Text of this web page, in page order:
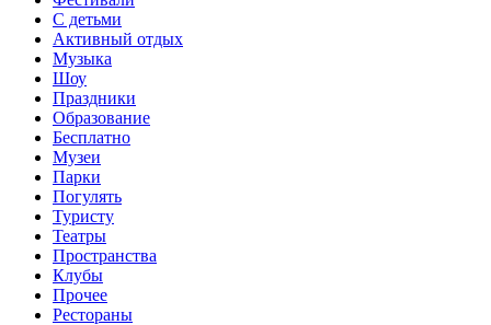
С детьми
Активный отдых
Музыка
Шоу
Праздники
Образование
Бесплатно
Музеи
Парки
Погулять
Туристу
Театры
Пространства
Клубы
Прочее
Рестораны